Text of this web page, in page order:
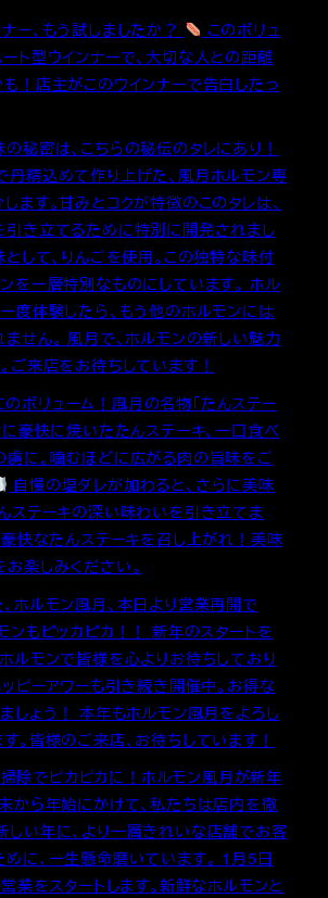
ー、もう試しましたか？
このボリュ
ト型ウインナーで、大切な人との距離
！店主がこのウインナーで告白したっ
秘密は、こちらの秘伝のタレにあり！
丹精込めて作り上げた、風月ホルモン専
ます。甘みとコクが特徴のこのタレは、
引き立てるために特別に開発されまし
して、りんごを使用。この独特な味付
を一層特別なものにしています。 ホル
度体験したら、もう他のホルモンには
せん。 風月で、ホルモンの新しい魅力
ご来店をお待ちしています！
のボリューム！風月の名物「たんステー
に豪快に焼いたたんステーキ、一口食べ
虜に。噛むほどに広がる肉の旨味をご
自慢の塩ダレが加わると、さらに美味
ステーキの深い味わいを引き立てま
豪快なたんステーキを召し上がれ！美味
楽しみください。
ホルモン風月、本日より営業再開で
ンもピッカピカ！！ 新年のスタートを
ルモンで皆様を心よりお待ちしており
ピーアワーも引き続き開催中。お得な
しょう！ 本年もホルモン風月をよろし
。皆様のご来店、お待ちしています！
除でピカピカに！ホルモン風月が新年
から年始にかけて、私たちは店内を徹
い年に、より一層きれいな店舗でお客
に、一生懸命磨いています。 1月5日
営業をスタートします。新鮮なホルモンと